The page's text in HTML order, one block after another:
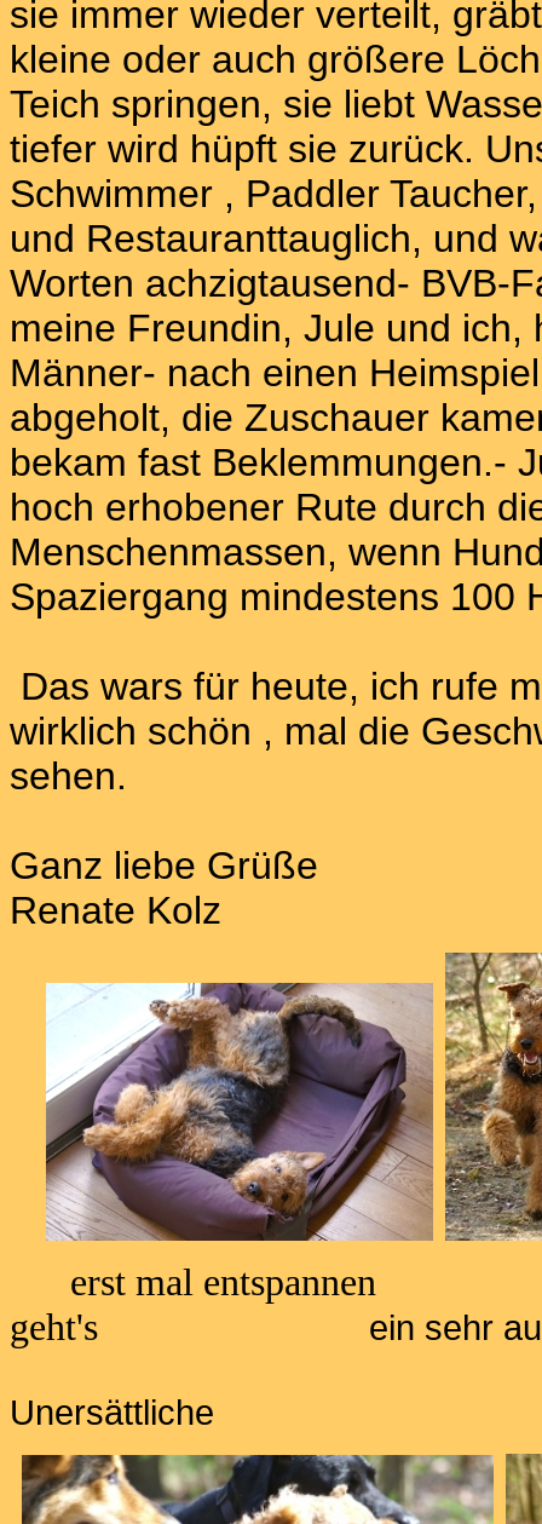
sie immer wieder verteilt,
kleine oder auch größere
Teich springen, sie liebt
tiefer wird hüpft sie zurück.
Schwimmer , Paddler
und Restauranttauglich, und
Worten achzigtausend- BVB-
meine Freundin, Jule und
Männer- nach einen
abgeholt, die Zuschauer
bekam fast Beklemmungen.-
hoch erhobener Rute durch
Menschenmassen, wenn
Spaziergang mindestens 100
Das wars für heute, ich rufe
wirklich schön , mal die
sehen.
Ganz liebe Grüße
Renate Kolz
erst mal
geht's ein sehr
Unersättliche